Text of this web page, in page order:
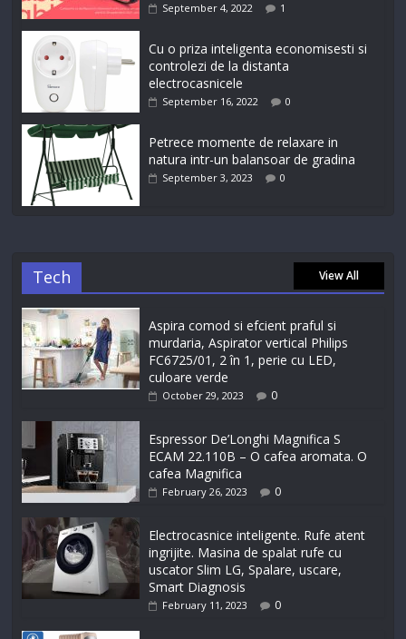
September 4, 2022 1
Cu o priza inteligenta economisesti si
controlezi de la distanta
electrocasnicele
September 16, 2022 0
Petrece momente de relaxare in
natura intr-un balansoar de gradina
September 3, 2023 0
Tech View All
Aspira comod si efcient praful si
murdaria, Aspirator vertical Philips
FC6725/01, 2 în 1, perie cu LED,
culoare verde
October 29, 2023 0
Espressor De’Longhi Magnifica S
ECAM 22.110B – O cafea aromata. O
cafea Magnifica
February 26, 2023 0
Electrocasnice inteligente. Rufe atent
ingrijite. Masina de spalat rufe cu
uscator Slim LG, Spalare, uscare,
Smart Diagnosis
February 11, 2023 0